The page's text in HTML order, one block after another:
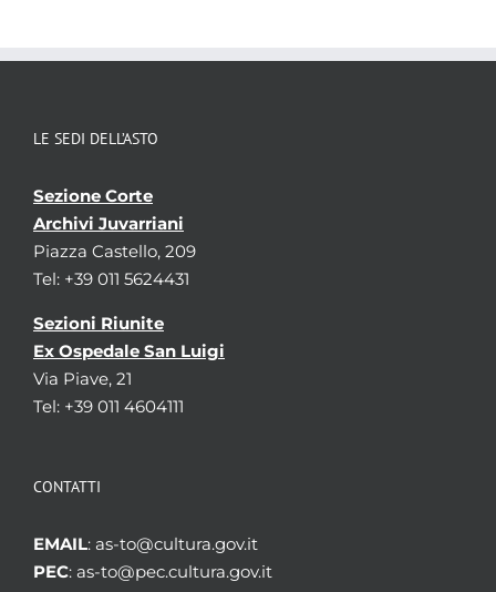
LE SEDI DELL’ASTO
Sezione Corte
Archivi Juvarriani
Piazza Castello, 209
Tel: +39 011 5624431
Sezioni Riunite
Ex Ospedale San Luigi
Via Piave, 21
Tel: +39 011 4604111
CONTATTI
EMAIL: as-to@cultura.gov.it
PEC: as-to@pec.cultura.gov.it